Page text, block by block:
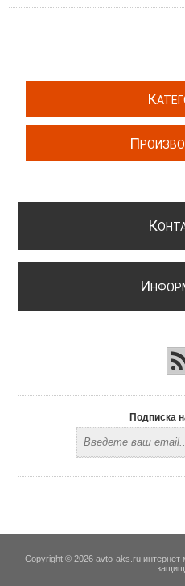
К
П
К
И
Подписка
Copyright © 2026 avto-aks.ru интернет